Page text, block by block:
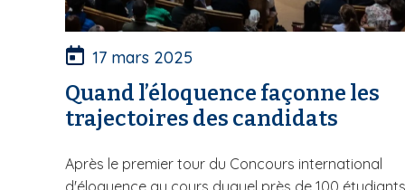
17 mars 2025
Quand l’éloquence façonne les
trajectoires des candidats
Après le premier tour du Concours international
d'éloquence au cours duquel près de 100